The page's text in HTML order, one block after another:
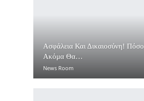
Ασφάλεια Και Δικαιοσύνη! Πόσο
Ακόμα Θα…
News Room